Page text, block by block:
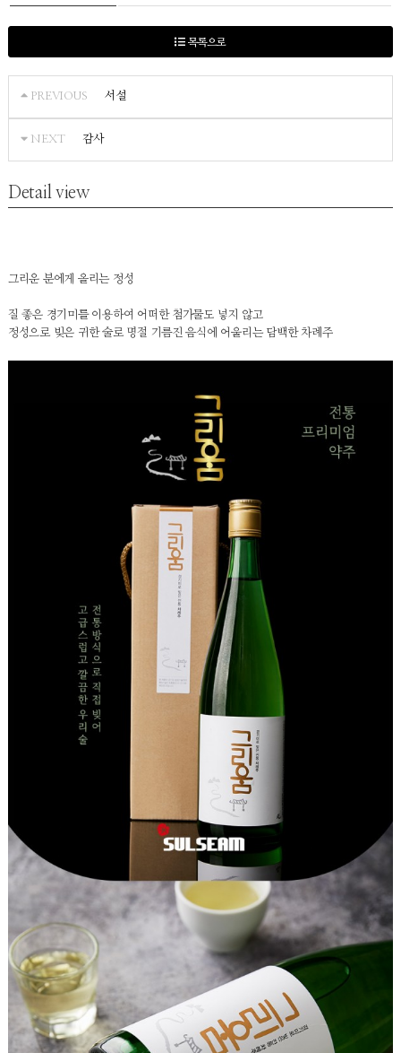
목록으로
PREVIOUS 서설
NEXT 감사
Detail view
그리운 분에게 올리는 정성
질 좋은 경기미를 이용하여 어떠한 첨가물도 넣지 않고
정성으로 빚은 귀한 술로 명절 기름진 음식에 어울리는 담백한 차례주